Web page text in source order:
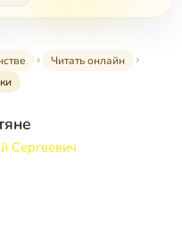
Читать онлайн
Сергеевич